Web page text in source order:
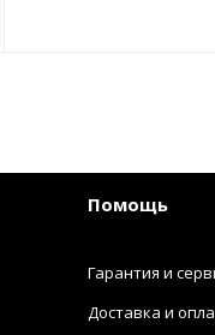
Помощь
Гарантия и
Доставка и